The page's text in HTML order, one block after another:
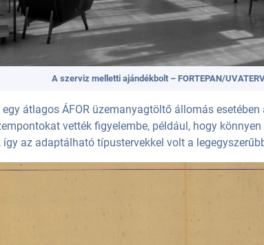
A szerviz melletti ajándékbolt – FORTEPAN/
egy átlagos ÁFOR üzemanyagtöltő állomás
vették figyelembe, például, hogy
így az adaptálható típustervekkel volt a